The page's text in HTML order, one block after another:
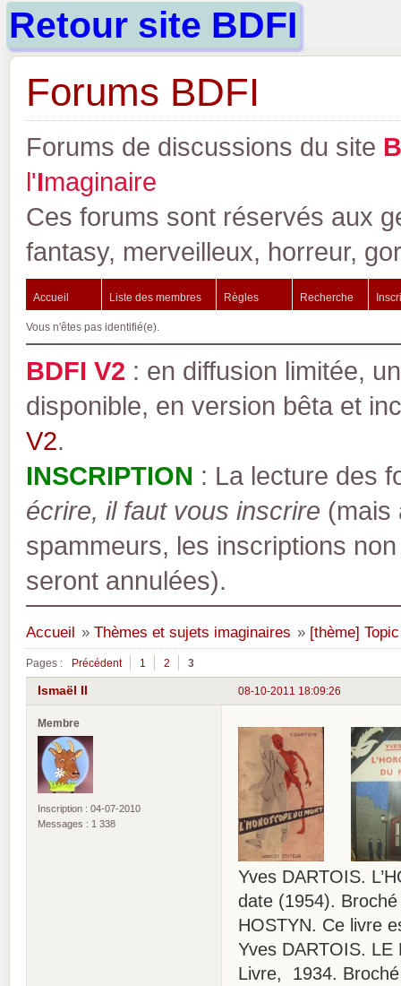
Retour site BDFI
Forums BDFI
Forums de discussions du site B
l'Imaginaire
Ces forums sont réservés aux
fantasy, merveilleux, horreur,
Accueil Liste des membres Règles Recherche
Vous n'êtes pas identifié(e).
BDFI V2 : en diffusion limitée,
disponible, en version bêta et
V2.
INSCRIPTION : La lecture des
écrire, il faut vous inscrire (mais
spammeurs, les inscriptions
seront annulées).
Accueil » Thèmes et sujets imaginaires » [thème]
Pages : Précédent 1 2 3
08-10-2011 18:09:26
Ismaël II
Membre
Inscription : 04-07-2010
Messages : 1 338
Yves DARTOIS.
date (1954).
HOSTYN. Ce livre
Yves DARTOIS. LE
Livre, 1934.